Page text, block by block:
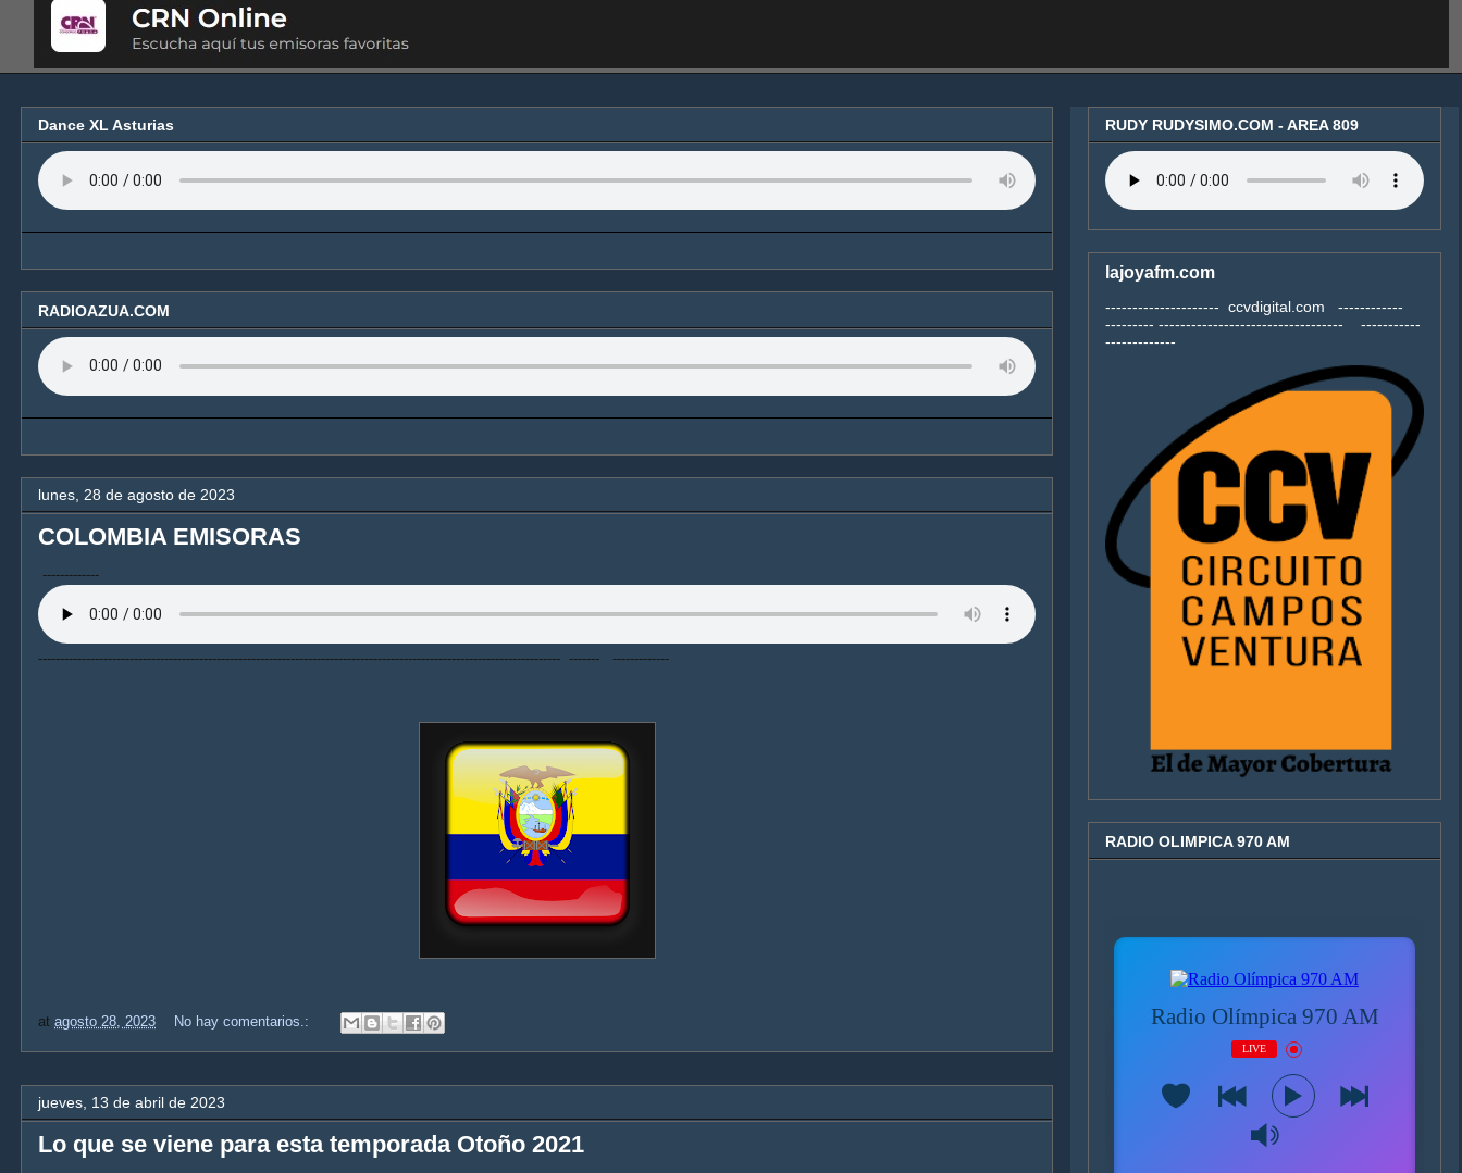
Dance XL Asturias
RADIOAZUA.COM
lunes, 28 de agosto de 2023
COLOMBIA EMISORAS
-------------
------------------------------------------------------------------------------------------------------------------------ ------- -------------
at agosto 28, 2023 No hay comentarios.:
jueves, 13 de abril de 2023
Lo que se viene para esta temporada Otoño 2021
RUDY RUDYSIMO.COM - AREA 809
lajoyafm.com
--------------------- ccvdigital.com ------------
--------- ---------------------------------- -----------
-------------
RADIO OLIMPICA 970 AM